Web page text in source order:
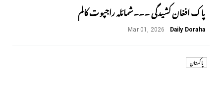
پاک افغان کشیدگی ۔۔۔شمائلہ راجپوت کالم
Daily Doraha
Mar 01, 2026
پاکستان